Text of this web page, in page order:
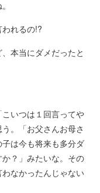
れるの!?
本当にダメだったと
いつは１回言ってや
。「お父さんお母さ
は今も将来も多分ダ
？」みたいな。その
なかったんじゃない